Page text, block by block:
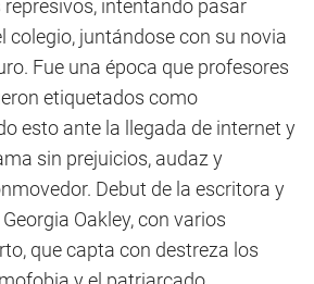
intentando pasar
colegio, juntándose con su novia
Fue una época que profesores
etiquetados como
esto ante la llegada de internet y
sin prejuicios, audaz y
Debut de la escritora y
Oakley, con varios
que capta con destreza los